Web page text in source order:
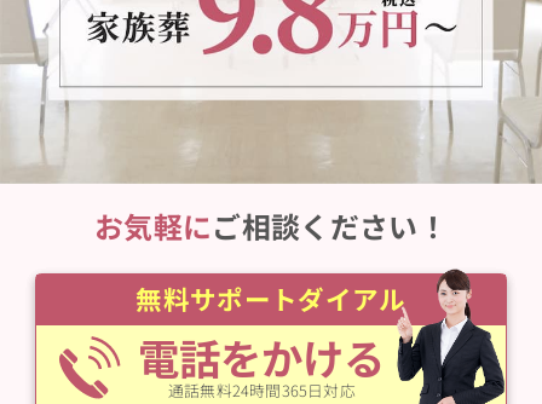
お気軽にご相談ください！
無料サポートダイアル
電話をかける
通話無料24時間365日対応